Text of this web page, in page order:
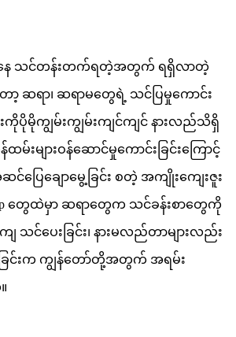
ကနေ သင်တန်းတက်ရတဲ့အတွက် ရရှိလာတဲ့
ော့ ဆရာ၊ ဆရာမတွေရဲ့ သင်ပြမှုကောင်း
ပိုင်းကိုပိုမိုကျွမ်းကျွမ်းကျင်ကျင် နားလည်သိရှိ
န်ထမ်းများဝန်ဆောင်မှုကောင်းခြင်းကြောင့်
ြေချောမွေ့ခြင်း စတဲ့ အကျိုးကျေးဇူး
တွေထဲမှာ ဆရာတွေက သင်ခန်းစာတွေကို
ျ သင်ပေးခြင်း၊ နားမလည်တာများလည်း
င်ခြင်းက ကျွန်တော်တို့အတွက် အရမ်း